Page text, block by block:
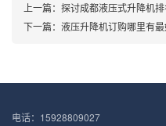
上一篇： 探讨成都液压式升降机
下一篇： 液压升降机订购哪里有最好的
电话：15928809027